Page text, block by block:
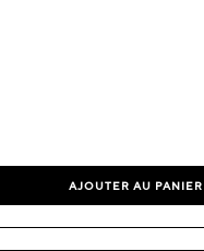
AJOUTER AU PANIER